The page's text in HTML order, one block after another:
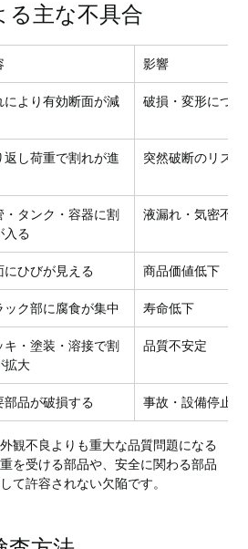
る主な不具合
影響
により有効断面が減
破損・変形につ
返し荷重で割れが進
突然破断のリスク
・タンク・容器に割
入る
液漏れ・気密不良
にひびが見える 商品価値低下
ック部に腐食が集中 寿命低下
キ・塗装・溶接で割
拡大
品質不安定
部品が破損する 事故・設備停止
観不良よりも重大な品質問題になる
を受ける部品や、安全に関わる部品
て許容されない欠陥です。